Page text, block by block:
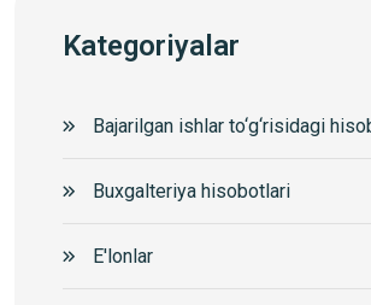
Kategoriyalar
Bajarilgan ishlar to‘g‘risidagi
Buxgalteriya hisobotlari
E'lonlar